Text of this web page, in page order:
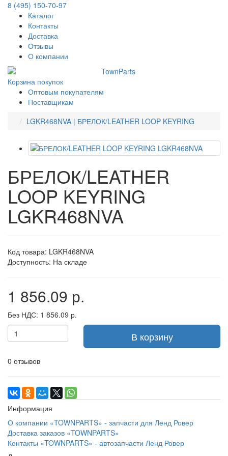
8 (495) 150-70-97
Каталог
Контакты
Доставка
Отзывы
О компании
Корзина покупок
Оптовым покупателям
Поставщикам
LGKR468NVA | БРЕЛОК/LEATHER LOOP KEYRING
БРЕЛОК/LEATHER
LOOP KEYRING
LGKR468NVA
Код товара: LGKR468NVA
Доступность: На складе
1 856.09 р.
Без НДС: 1 856.09 р.
В корзину
0 отзывов
Информация
О компании «TOWNPARTS» - запчасти для Ленд Ровер
Доставка заказов «TOWNPARTS»
Контакты «TOWNPARTS» - автозапчасти Ленд Ровер